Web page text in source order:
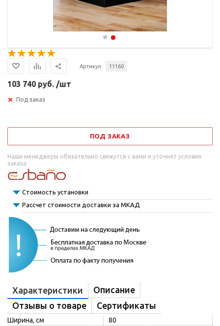
Артикул 11160
103 740 руб. /шт
Под заказ
ПОД ЗАКАЗ
Наши менеджеры обязательно свяжутся с вами и уточнят условия
заказа
Стоимость установки
Рассчет стоимости доставки за МКАД
Характеристики
Описание
Отзывы о товаре
Сертификаты
Ширина, см
80